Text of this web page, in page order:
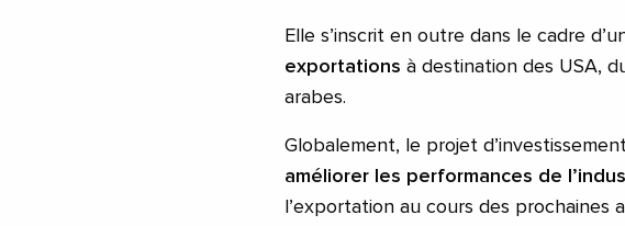
Elle s’inscrit en outre dans le cadre
exportations à destination des USA,
arabes.
Globalement, le projet
améliorer les performances de
l’exportation au cours des prochaines